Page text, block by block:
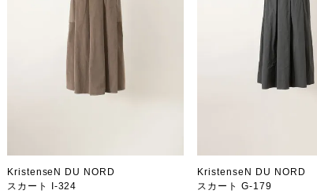
KristenseN DU NORD
スカート I-324
KristenseN DU NORD
スカート G-179